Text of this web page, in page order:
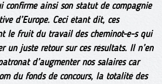
confirme ainsi son statut de compagnie
d’Europe. Ceci étant dit, ces
le fruit du travail des cheminot-e-s qui
un juste retour sur ces résultats. Il n’en
d’augmenter nos salaires car
du fonds de concours, la totalité des